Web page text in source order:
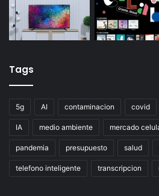
Tags
5g AI contaminacion covid
IA medio ambiente mercado
pandemia presupuesto salud
telefono inteligente transcripcion